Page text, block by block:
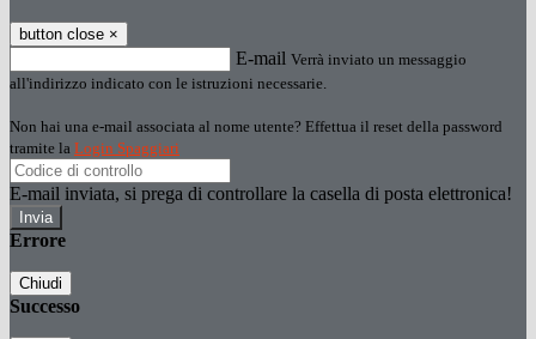
button close ×
E-mail Verrà inviato un messaggio
all'indirizzo indicato con le istruzioni necessarie.
Non hai una e-mail associata al nome utente? Effettua il reset della password
tramite la Login Spaggiari
E-mail inviata, si prega di controllare la casella di posta elettronica!
Errore
Chiudi
Successo